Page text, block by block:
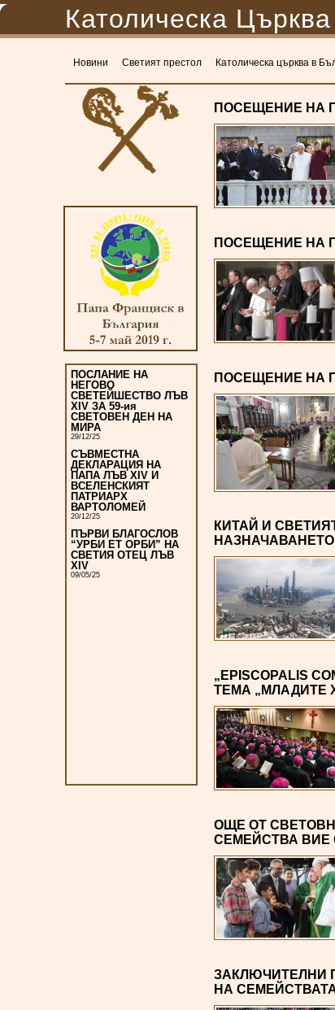
Католическа Църква
Новини Светият престол Католическа църква в
ПОСЛАНИЕ НА
НЕГОВО
СВЕТЕЙШЕСТВО ЛЪВ
XIV ЗА 59-ия
СВЕТОВЕН ДЕН НА
МИРА
29/12/25
СЪВМЕСТНА
ДЕКЛАРАЦИЯ НА
ПАПА ЛЪВ XIV И
ВСЕЛЕНСКИЯТ
ПАТРИАРХ
ВАРТОЛОМЕЙ
20/12/25
ПЪРВИ БЛАГОСЛОВ
“УРБИ ЕТ ОРБИ” НА
СВЕТИЯ ОТЕЦ ЛЪВ
XIV
09/05/25
ПОСЕЩЕНИЕ НА
ПОСЕЩЕНИЕ НА
ПОСЕЩЕНИЕ НА
КИТАЙ И
„EPISCOPALIS
ТЕМА „МЛАДИТЕ
ОЩЕ ОТ
СЕМЕЙСТВА ВИЕ
ЗАКЛЮЧИТЕЛНИ
НА